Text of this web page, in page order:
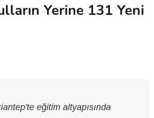
Yerine 131 Yeni
eğitim altyapısında